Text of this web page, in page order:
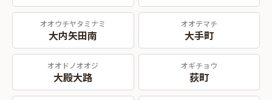
オオウチヤタミナミ
大内矢田南
オオテマチ
大手町
オオドノオオジ
大殿大路
オギチョウ
荻町